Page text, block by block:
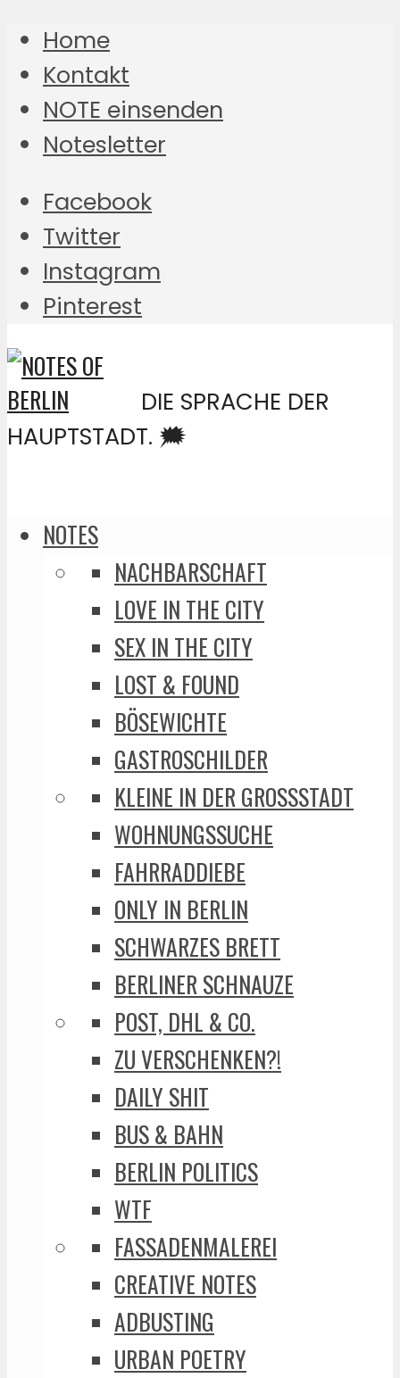
Home
Kontakt
NOTE einsenden
Notesletter
Facebook
Twitter
Instagram
Pinterest
DIE SPRACHE DER
HAUPTSTADT. 🗯️
NOTES
NACHBARSCHAFT
LOVE IN THE CITY
SEX IN THE CITY
LOST & FOUND
BÖSEWICHTE
GASTROSCHILDER
KLEINE IN DER GROSSSTADT
WOHNUNGSSUCHE
FAHRRADDIEBE
ONLY IN BERLIN
SCHWARZES BRETT
BERLINER SCHNAUZE
POST, DHL & CO.
ZU VERSCHENKEN?!
DAILY SHIT
BUS & BAHN
BERLIN POLITICS
WTF
FASSADENMALEREI
CREATIVE NOTES
ADBUSTING
URBAN POETRY